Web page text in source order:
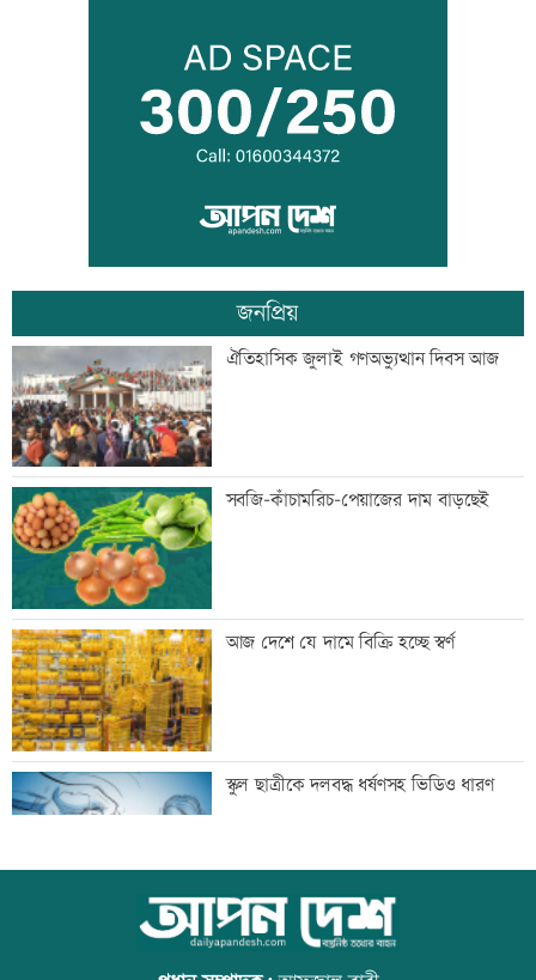
বিএনপি নেতাকে লক্ষ্য করে গুলি, সহযোগী
গুলিবিদ্ধ
কর্মক্ষেত্রে দায়িত্ব পালনও ইবাদতের অংশ
শিশুদের সুরক্ষায় ব্যর্থ, মেটাকে সাড়ে ১১
হাজার কোটি টাকা জরিমানা
এক দিনের ব্যবধানে কমলো স্বর্ণের দাম, আজ
থেকেই কার্যকর
বগি লাইনচ্যুত, ঢাকা-ময়মনসিংহ রেল চলাচল
বন্ধ
যৌথ প্রতিরক্ষা চুক্তি স্বাক্ষরের পথে সৌদি-
তুরস্ক-পাকিস্তান
বিশ্ববাজারে ফের বাড়ল জ্বালানি তেলের দাম
জনপ্রিয়
ঐতিহাসিক জুলাই গণঅভ্যুত্থান দিবস আজ
সবজি-কাঁচামরিচ-পেয়াজের দাম বাড়ছেই
আজ দেশে যে দামে বিক্রি হচ্ছে স্বর্ণ
স্কুল ছাত্রীকে দলবদ্ধ ধর্ষণসহ ভিডিও ধারণ
আজ বিশ্ব বন্ধু দিবস